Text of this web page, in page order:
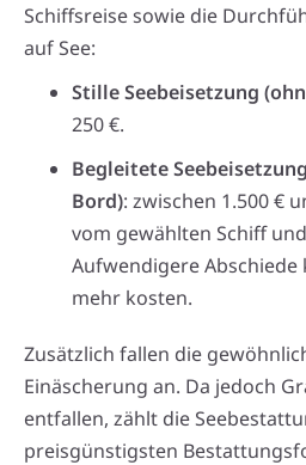
Schiffsreise sowie die
auf See:
Stille Seebeisetzung
250 €.
Begleitete
Bord): zwischen 1.500 €
vom gewählten Schiff
Aufwendigere
mehr kosten.
Zusätzlich fallen die
Einäscherung an. Da jedoch
entfallen, zählt die
preisgünstigsten